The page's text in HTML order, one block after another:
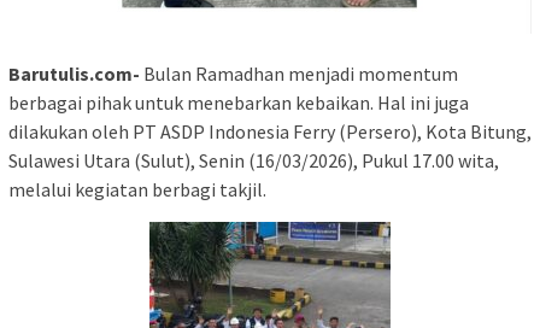
Barutulis.com- Bulan Ramadhan menjadi momentum
berbagai pihak untuk menebarkan kebaikan. Hal ini juga
dilakukan oleh PT ASDP Indonesia Ferry (Persero), Kota Bitung,
Sulawesi Utara (Sulut), Senin (16/03/2026), Pukul 17.00 wita,
melalui kegiatan berbagi takjil.